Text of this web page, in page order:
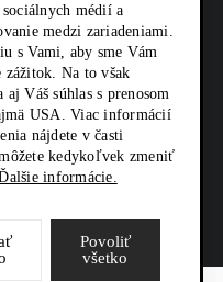
médií a
medzi zariadeniami.
s Vami, aby sme Vám
Na to však
aj Váš súhlas s prenosom
USA. Viac informácií
nájdete v časti
kedykoľvek zmeniť
informácie.
Povoliť
všetko